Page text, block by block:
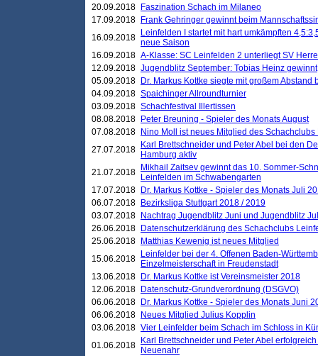
20.09.2018
Faszination Schach im Milaneo
17.09.2018
Frank Gehringer gewinnt beim
16.09.2018
Leinfelden I startet mit hart umkämpften
neue Saison
16.09.2018 A-Klasse: SC Leinfelden 2 unterliegt SV
12.09.2018 Jugendblitz September: Tobias Heinz gewinnt
05.09.2018
Dr. Markus Kottke siegte mit großem
04.09.2018 Spaichinger Allroundturnier
03.09.2018 Schachfestival Illertissen
08.08.2018
Peter Breuning - Spieler des Monats August
07.08.2018
Nino Moll ist neues Mitglied des
27.07.2018
Karl Brettschneider und Peter Abel bei den
Hamburg aktiv
21.07.2018
Mikhail Zaitsev gewinnt das 10. Sommer-
Leinfelden im Schwabengarten
17.07.2018
Dr. Markus Kottke - Spieler des Monats Juli
06.07.2018
Bezirksliga Stuttgart 2018 / 2019
03.07.2018
Nachtrag Jugendblitz Juni und Jugendblitz
26.06.2018
Datenschutzerklärung des Schachclubs
25.06.2018
Matthias Kewenig ist neues Mitglied
15.06.2018
Leinfelder bei der 4. Offenen Baden-
Einzelmeisterschaft in Freudenstadt
13.06.2018
Dr. Markus Kottke ist Vereinsmeister 2018
12.06.2018
Datenschutz-Grundverordnung (DSGVO)
06.06.2018
Dr. Markus Kottke - Spieler des Monats Juni
06.06.2018
Neues Mitglied Julius Kopplin
03.06.2018 Vier Leinfelder beim Schach im Schloss in
01.06.2018
Karl Brettschneider und Peter Abel
Neuenahr